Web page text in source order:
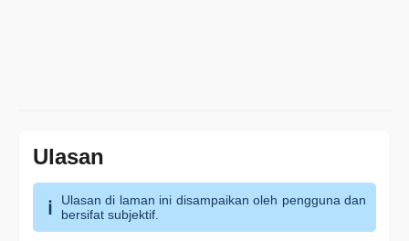
Ulasan
Ulasan di laman ini disampaikan oleh pengguna dan
bersifat subjektif.